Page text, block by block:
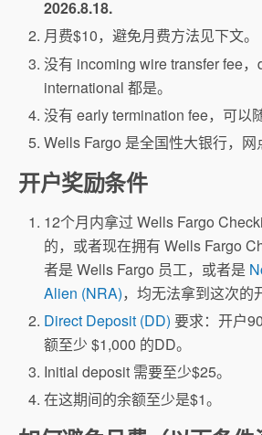
2026.8.18.
月费$10，避免月费方法见下文。
没有 incoming wire transfer fee
international 都是。
没有 early termination fee，可以
Wells Fargo 是全国性大银行，网
开户奖励条件
12个月内拿过 Wells Fargo
的，或者现在拥有 Wells Fargo
者是 Wells Fargo 员工，或者是
Alien (NRA)，均无法拿到这次的
Direct Deposit (DD) 要求：开户
额至少 $1,000 的DD。
Initial deposit 需要至少$25。
在这期间的余额至少是$1。